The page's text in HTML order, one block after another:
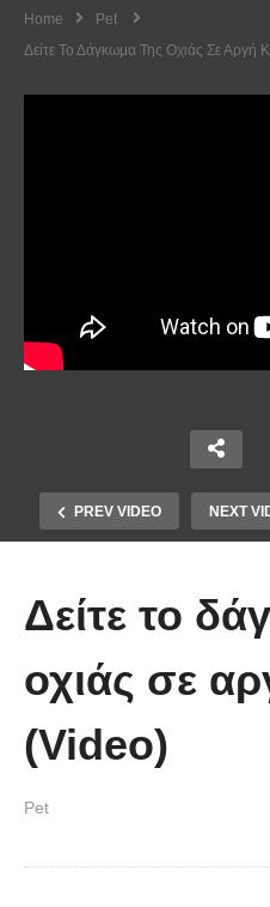
Home
Pet
Δείτε Το Δάγκωμα Της Οχιάς Σε Αργή
PREV VIDEO NEXT
Δείτε το
οχιάς σε
(Video)
Pet